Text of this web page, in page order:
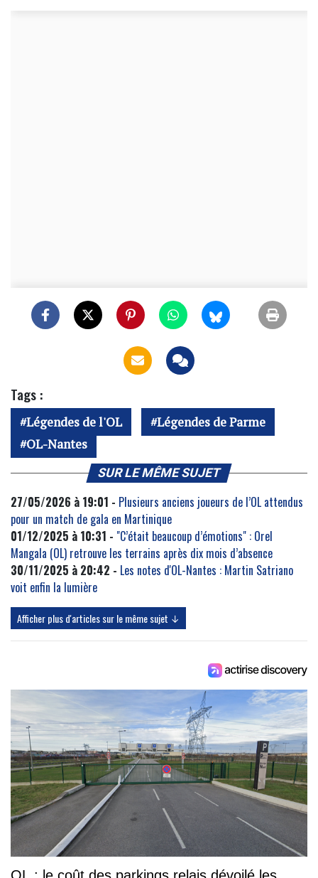
Tags :
Légendes de l'OL
Légendes de Parme
OL-Nantes
SUR LE MÊME SUJET
27/05/2026 à 19:01 - Plusieurs anciens joueurs de l’OL attendus
pour un match de gala en Martinique
01/12/2025 à 10:31 - "C’était beaucoup d’émotions" : Orel
Mangala (OL) retrouve les terrains après dix mois d’absence
30/11/2025 à 20:42 - Les notes d'OL-Nantes : Martin Satriano
voit enfin la lumière
Afficher plus d'articles sur le même sujet ↓